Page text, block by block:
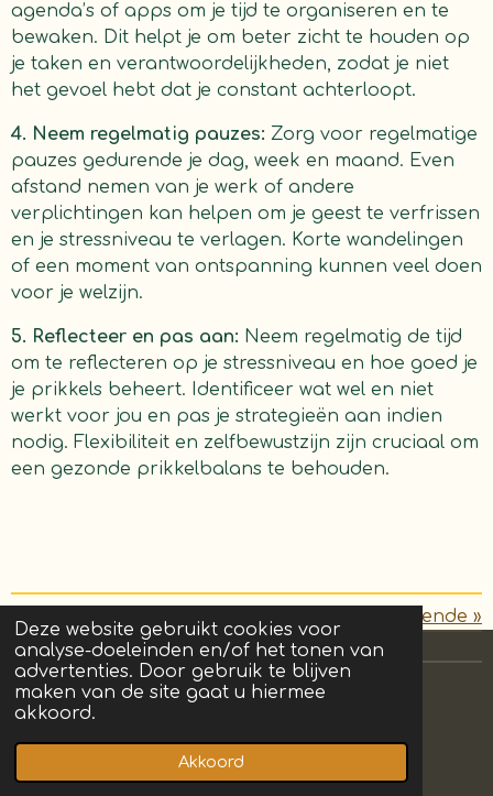
Deze website gebruikt cookies voor
analyse-doeleinden en/of het tonen van
advertenties. Door gebruik te blijven
maken van de site gaat u hiermee
akkoord.
Akkoord
agenda’s of apps om je tijd te organiseren en te
bewaken. Dit helpt je om beter zicht te houden op
je taken en verantwoordelijkheden, zodat je niet
het gevoel hebt dat je constant achterloopt.
4. Neem regelmatig pauzes: Zorg voor regelmatige
pauzes gedurende je dag, week en maand. Even
afstand nemen van je werk of andere
verplichtingen kan helpen om je geest te verfrissen
en je stressniveau te verlagen. Korte wandelingen
of een moment van ontspanning kunnen veel doen
voor je welzijn.
5. Reflecteer en pas aan: Neem regelmatig de tijd
om te reflecteren op je stressniveau en hoe goed je
je prikkels beheert. Identificeer wat wel en niet
werkt voor jou en pas je strategieën aan indien
nodig. Flexibiliteit en zelfbewustzijn zijn cruciaal om
een gezonde prikkelbalans te behouden.
« Volgende »
I
s
F
c
T
k
© 2023 - 2026 Bestebrein